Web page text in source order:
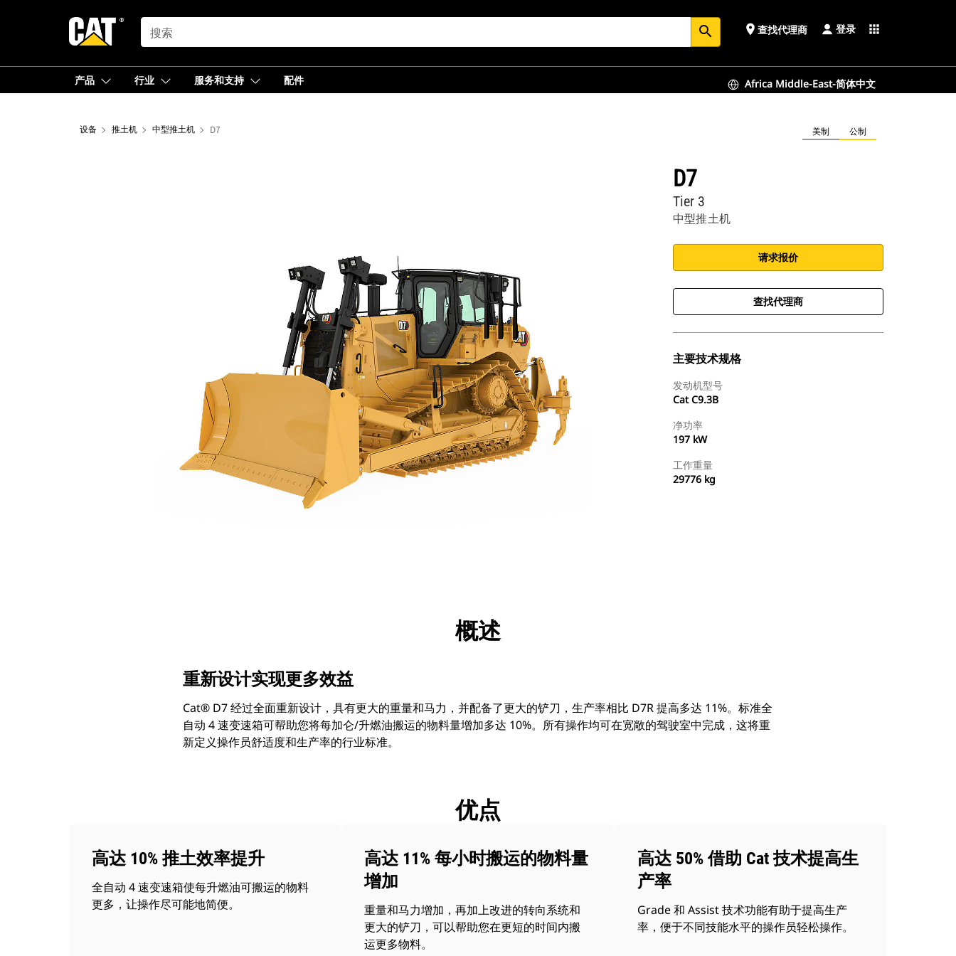
SEARCH search place 查找代理商 登录 apps
产品 行业 服务和支持 配件 Africa Middle-East-简体中文
设备 推土机 中型推土机 D7 美制 公制
D7
中型推土机
Tier 3
请求报价
查找代理商
主要技术规格
发动机型号
Cat C9.3B
净功率
197 kW
工作重量
29776 kg
展示
概述
重新设计实现更多效益
Cat® D7 经过全面重新设计，具有更大的重量和马力，并配备了更大的铲刀，生产率相比 D7R 提高多达 11%。标准全
自动 4 速变速箱可帮助您将每加仑/升燃油搬运的物料量增加多达 10%。所有操作均可在宽敞的驾驶室中完成，这将重
新定义操作员舒适度和生产率的行业标准。
优点
高达 10% 推土效率提升
全自动 4 速变速箱使每升燃油可搬运的物料
更多，让操作尽可能地简便。
高达 11% 每小时搬运的物料量
增加
重量和马力增加，再加上改进的转向系统和
更大的铲刀，可以帮助您在更短的时间内搬
运更多物料。
高达 50% 借助 Cat 技术提高生
产率
Grade 和 Assist 技术功能有助于提高生产
率，便于不同技能水平的操作员轻松操作。